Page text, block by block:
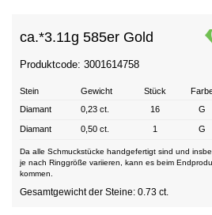
ca.*3.11g 585er Gold
Produktcode: 3001614758
Stein Gewicht Stück
Diamant
0,23 ct. 16 G
Diamant 0,50 ct. 1 G
Da alle Schmuckstücke handgefertigt sind und
je nach Ringgröße variieren, kann es beim
kommen.
Gesamtgewicht der Steine: 0.73 ct.